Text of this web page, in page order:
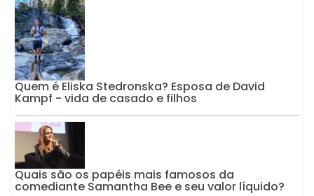
Quem é Eliska Stedronska? Esposa de David
Kampf - vida de casado e filhos
Quais são os papéis mais famosos da
comediante Samantha Bee e seu valor líquido?